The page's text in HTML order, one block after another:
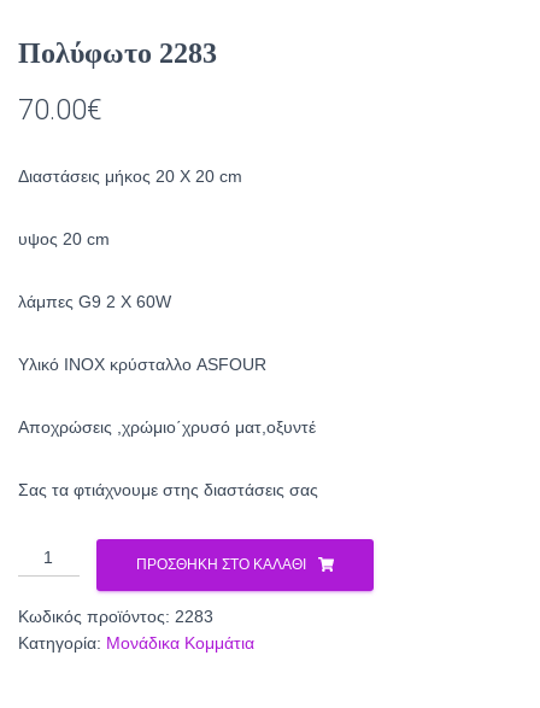
Πολύφωτο 2283
70.00€
Διαστάσεις μήκος 20 Χ 20 cm
υψος 20 cm
λάμπες G9 2 X 60W
Υλικό INOX κρύσταλλο ASFOUR
Αποχρώσεις ,χρώμιο΄χρυσό ματ,οξυντέ
Σας τα φτιάχνουμε στης διαστάσεις σας
Πολύφωτο
2283
ΠΡΟΣΘΉΚΗ ΣΤΟ ΚΑΛΆΘΙ
Κωδικός προϊόντος: 2283
Κατηγορία: Μονάδικα Κομμάτια